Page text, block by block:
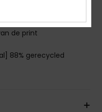
ietsje veranderen
de print
88% gerecycled